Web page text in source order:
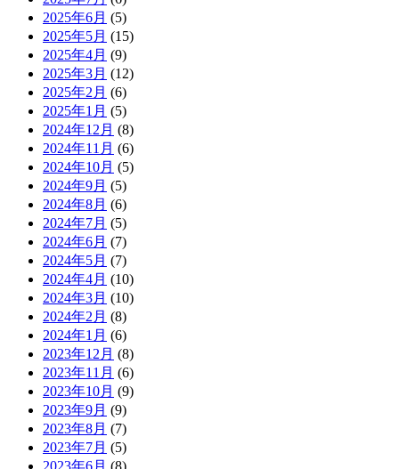
2025年6月 (5)
2025年5月 (15)
2025年4月 (9)
2025年3月 (12)
2025年2月 (6)
2025年1月 (5)
2024年12月 (8)
2024年11月 (6)
2024年10月 (5)
2024年9月 (5)
2024年8月 (6)
2024年7月 (5)
2024年6月 (7)
2024年5月 (7)
2024年4月 (10)
2024年3月 (10)
2024年2月 (8)
2024年1月 (6)
2023年12月 (8)
2023年11月 (6)
2023年10月 (9)
2023年9月 (9)
2023年8月 (7)
2023年7月 (5)